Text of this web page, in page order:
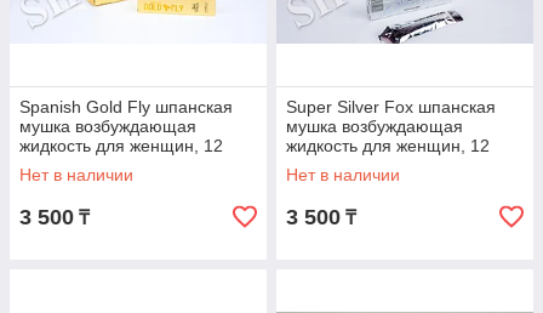
Spanish Gold Fly шпанская
мушка возбуждающая
жидкость для женщин, 12
саше*5 мл
Нет в наличии
3 500 ₸
Super Silver Fox шпанская
мушка возбуждающая
жидкость для женщин, 12
саше *5 мл
Нет в наличии
3 500 ₸